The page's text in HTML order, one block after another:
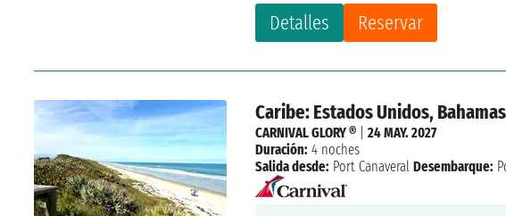
Detalles Reservar
Caribe: Estados Unidos, Bahamas
CARNIVAL GLORY ® |24 MAY. 2027
Duración: 4 noches
Salida desde: Port Canaveral Desembarque: